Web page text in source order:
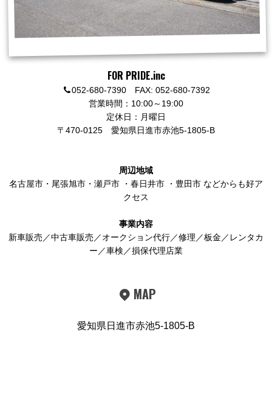
FOR PRIDE.inc
052-680-7390 FAX: 052-680-7392
営業時間：10:00～19:00
定休日：月曜日
〒470-0125 愛知県日進市赤池5-1805-B
周辺地域
名古屋市 ・ 尾張旭市 ・ 瀬戸市 ・ 春日井市 ・ 豊田市 などからも好ア
クセス
事業内容
新車販売／中古車販売／オークション代行／修理／板金／レンタカ
ー／車検／損保代理店業
MAP
愛知県日進市赤池5-1805-B